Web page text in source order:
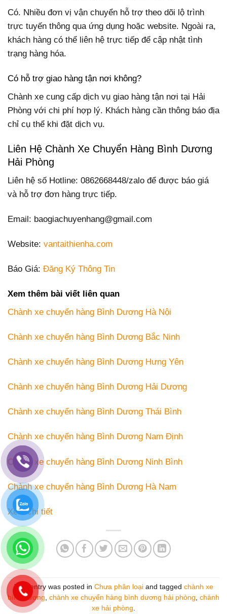
Có. Nhiều đơn vị vận chuyển hỗ trợ theo dõi lộ trình
trực tuyến thông qua ứng dụng hoặc website. Ngoài ra,
khách hàng có thể liên hệ trực tiếp để cập nhật tình
trạng hàng hóa.
Có hỗ trợ giao hàng tận nơi không?
Chành xe cung cấp dịch vụ giao hàng tận nơi tại Hải
Phòng với chi phí hợp lý. Khách hàng cần thông báo địa
chỉ cụ thể khi đặt dịch vụ.
Liên Hệ Chành Xe Chuyển Hàng Bình Dương
Hải Phòng
Liên hệ số Hotline: 0862668448/zalo để được báo giá
và hỗ trợ đơn hàng trực tiếp.
Email: baogiachuyenhang@gmail.com
Website: vantaithienha.com
Báo Giá: Đăng Ký Thông Tin
Xem thêm bài viết liên quan
Chành xe chuyển hàng Bình Dương Hà Nội
Chành xe chuyển hàng Bình Dương Bắc Ninh
Chành xe chuyển hàng Bình Dương Hưng Yên
Chành xe chuyển hàng Bình Dương Hải Dương
Chành xe chuyển hàng Bình Dương Thái Bình
Chành xe chuyển hàng Bình Dương Nam Định
Chành xe chuyển hàng Bình Dương Ninh Bình
Chành xe chuyển hàng Bình Dương Hà Nam
Xem chi tiết
This entry was posted in Chưa phân loạiand tagged chành xe
bình dương, chành xe chuyển hàng bình dương hải phòng, chành
xe hải phòng.